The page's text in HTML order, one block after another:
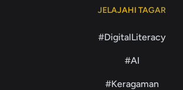
JELAJAHI TAGAR
#DigitalLiteracy
#AI
#Keragaman